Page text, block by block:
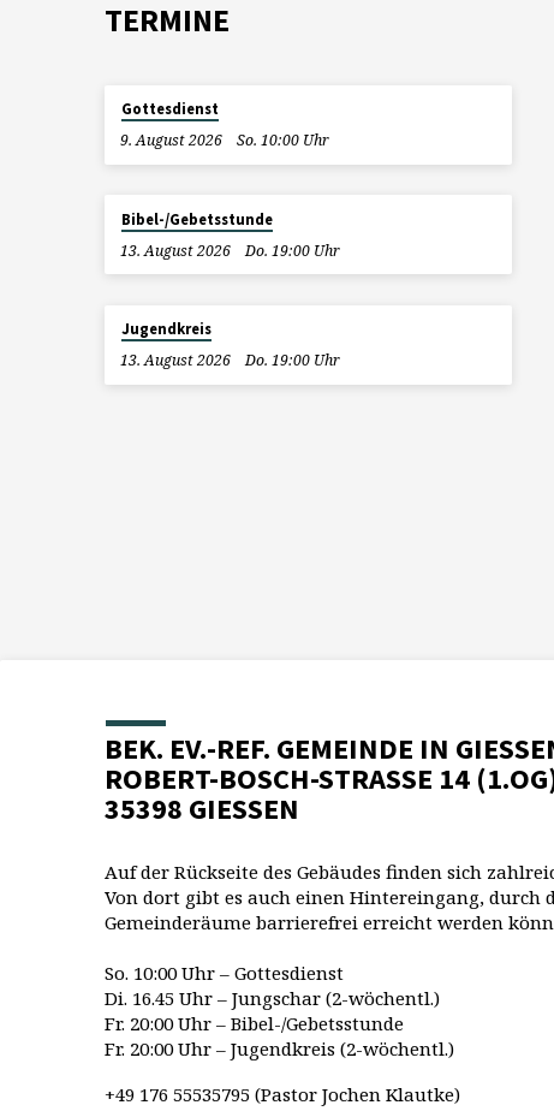
TERMINE
Gottesdienst
9. August 2026
So. 10:00 Uhr
Bibel-/Gebetsstunde
13. August 2026
Do. 19:00 Uhr
Jugendkreis
13. August 2026
Do. 19:00 Uhr
BEK. EV.-REF. GEMEINDE IN
ROBERT-BOSCH-STRASSE 14
35398 GIESSEN
Auf der Rückseite des Gebäudes finden sich
Von dort gibt es auch einen Hintereingang, durch
Gemeinderäume barrierefrei erreicht werden
So. 10:00 Uhr – Gottesdienst
Di. 16.45 Uhr – Jungschar (2-wöchentl.)
Fr. 20:00 Uhr – Bibel-/Gebetsstunde
Fr. 20:00 Uhr – Jugendkreis (2-wöchentl.)
+49 176 55535795 (Pastor Jochen Klautke)